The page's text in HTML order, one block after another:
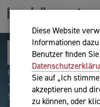
Diese Website
Informationen
Benutzer finden
Sie auf „Ich
akzeptieren und
zu können, oder
Hilfreiche
+webshop, Begriff
Suchbegriff: "internet of